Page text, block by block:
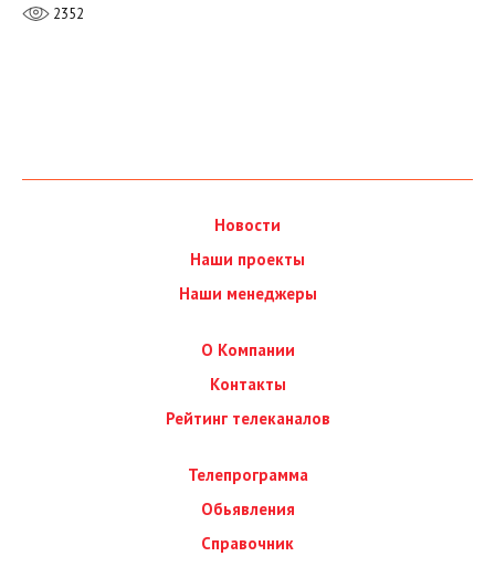
2352
Новости
Наши проекты
Наши менеджеры
О Компании
Контакты
Рейтинг телеканалов
Телепрограмма
Обьявления
Справочник